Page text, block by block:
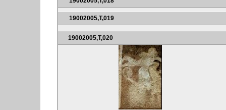
19002005,T,019
19002005,T,020